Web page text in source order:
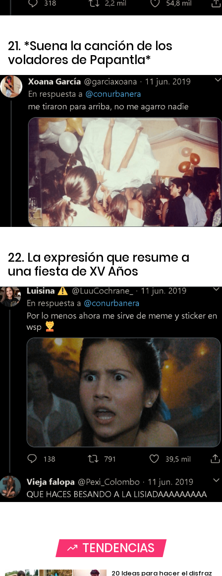
21. *Suena la canción de los
voladores de Papantla*
22. La expresión que resume a
una fiesta de XV Años
TENDENCIAS
20 Ideas para hacer el disfraz